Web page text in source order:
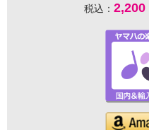
税込： 2,200